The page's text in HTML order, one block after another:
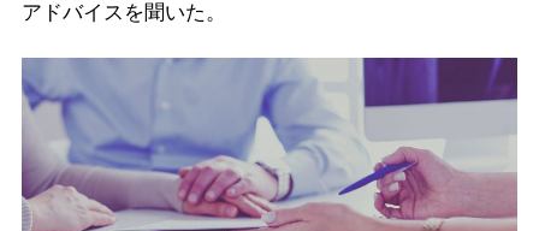
アドバイスを聞いた。